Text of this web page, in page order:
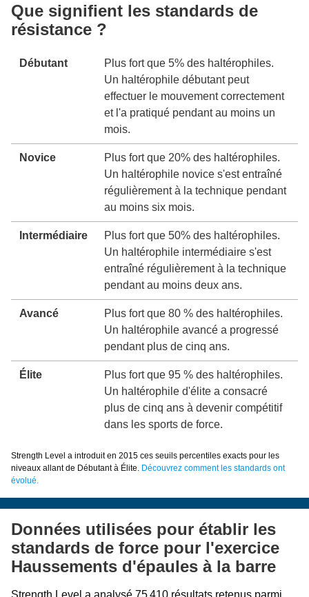
Que signifient les standards de
résistance ?
Débutant
Plus fort que 5% des haltérophiles.
Un haltérophile débutant peut
effectuer le mouvement correctement
et l'a pratiqué pendant au moins un
mois.
Novice
Plus fort que 20% des haltérophiles.
Un haltérophile novice s'est entraîné
régulièrement à la technique pendant
au moins six mois.
Intermédiaire
Plus fort que 50% des haltérophiles.
Un haltérophile intermédiaire s'est
entraîné régulièrement à la technique
pendant au moins deux ans.
Avancé
Plus fort que 80 % des haltérophiles.
Un haltérophile avancé a progressé
pendant plus de cinq ans.
Élite
Plus fort que 95 % des haltérophiles.
Un haltérophile d'élite a consacré
plus de cinq ans à devenir compétitif
dans les sports de force.
Strength Level a introduit en 2015 ces seuils percentiles exacts pour les
niveaux allant de Débutant à Élite. Découvrez comment les standards ont
évolué.
Données utilisées pour établir les
standards de force pour l'exercice
Haussements d'épaules à la barre
Strength Level a analysé 75 410 résultats retenus parmi